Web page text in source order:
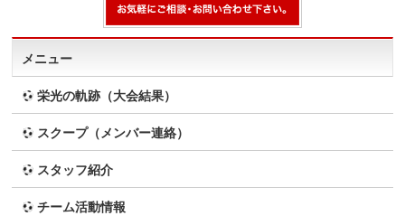
メニュー
栄光の軌跡（大会結果）
スクープ（メンバー連絡）
スタッフ紹介
チーム活動情報